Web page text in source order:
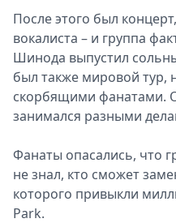
После этого был
вокалиста – и группа
Шинода выпустил
был также мировой тур,
скорбящими фанатами.
занимался разными
Фанаты опасались, что
не знал, кто сможет
которого привыкли
Park.